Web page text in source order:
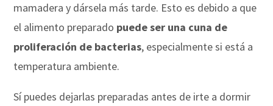
mamadera y dársela más tarde. Esto es debido a que
el alimento preparado puede ser una cuna de
proliferación de bacterias, especialmente si está a
temperatura ambiente.
Sí puedes dejarlas preparadas antes de irte a dormir